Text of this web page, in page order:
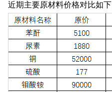
近期主要原材料价格对比如下